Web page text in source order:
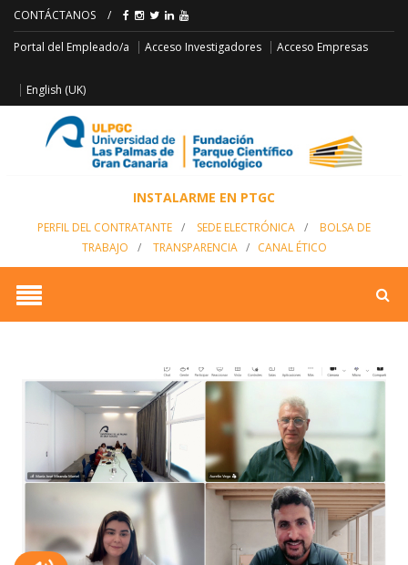
CONTÁCTANOS /
Portal del Empleado/a Acceso Investigadores Acceso Empresas
English (UK)
INSTALARME EN PTGC
PERFIL DEL CONTRATANTE / SEDE ELECTRÓNICA /
BOLSA DE
TRABAJO
/ TRANSPARENCIA/ CANAL ÉTICO